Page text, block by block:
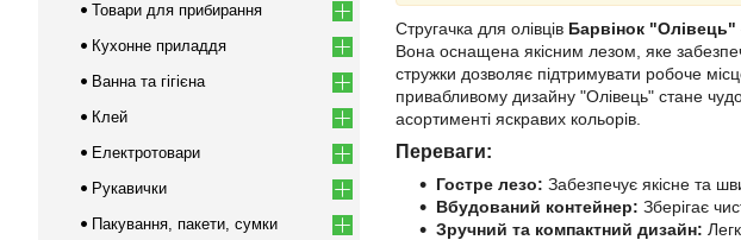
Стругачка для олівців Барвінок "Олівець"
Вона оснащена якісним лезом, яке
стружки дозволяє підтримувати робоче
привабливому дизайну "Олівець" стане
асортименті яскравих кольорів.
Переваги:
Гостре лезо: Забезпечує якісне та
Вбудований контейнер: Зберігає
Зручний та компактний дизайн:
Товари для прибирання
Кухонне приладдя
Ванна та гігієна
Клей
Електротовари
Рукавички
Пакування, пакети, сумки